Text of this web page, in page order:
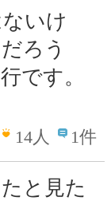
いけ
ろう
です。
14人 1件
と見た